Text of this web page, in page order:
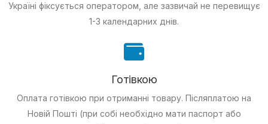
Україні фіксується оператором, але зазвичай не перевищує
1-3 календарних днів.
Готівкою
Оплата готівкою при отриманні товару. Післяплатою на
Новій Пошті (при собі необхідно мати паспорт або